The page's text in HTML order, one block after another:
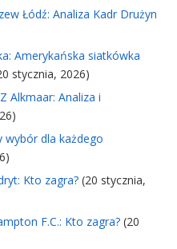
Łódź: Analiza Kadr Drużyn
Amerykańska siatkówka
stycznia, 2026)
Alkmaar: Analiza i
wybór dla każdego
Kto zagra? (20 stycznia,
F.C.: Kto zagra? (20